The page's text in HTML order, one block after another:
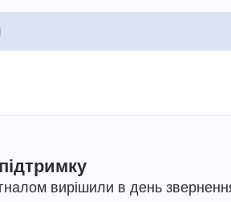
вирішили в день